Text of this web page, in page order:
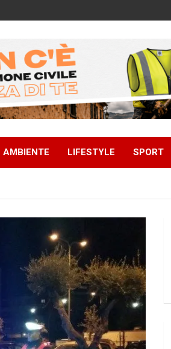
AMBIENTE LIFESTYLE SPORT